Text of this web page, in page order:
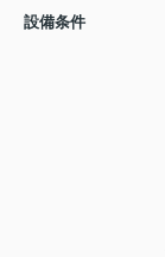
設備条件